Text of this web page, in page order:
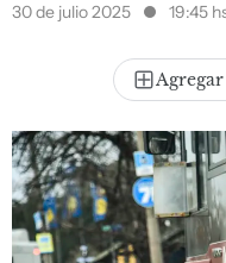
30 de julio 2025 19:45